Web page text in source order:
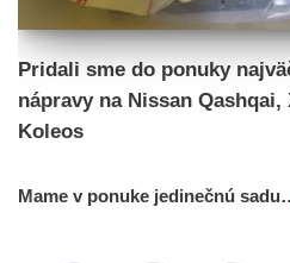
Pridali sme do ponuky
nápravy na Nissan
Koleos
Mame v ponuke jedinečnú